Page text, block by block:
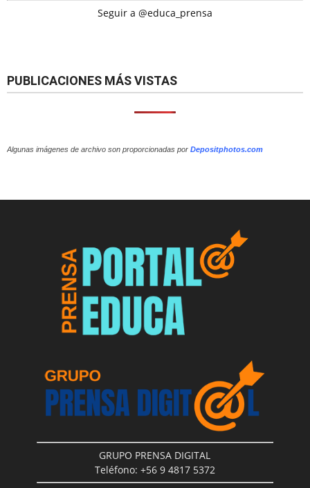
Seguir a @educa_prensa
PUBLICACIONES MÁS VISTAS
Algunas imágenes de archivo son proporcionadas por Depositphotos.com
GRUPO PRENSA DIGITAL
Teléfono: +56 9 4817 5372